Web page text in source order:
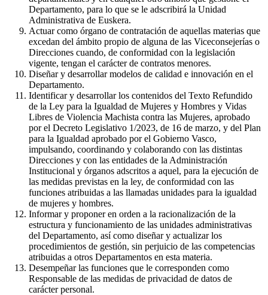
Departamento, para lo que se le adscribirá la Unidad
Administrativa de Euskera.
Actuar como órgano de contratación de aquellas materias que
excedan del ámbito propio de alguna de las Viceconsejerías o
Direcciones cuando, de conformidad con la legislación
vigente, tengan el carácter de contratos menores.
Diseñar y desarrollar modelos de calidad e innovación en el
Departamento.
Identificar y desarrollar los contenidos del Texto Refundido
de la Ley para la Igualdad de Mujeres y Hombres y Vidas
Libres de Violencia Machista contra las Mujeres, aprobado
por el Decreto Legislativo 1/2023, de 16 de marzo, y del Plan
para la Igualdad aprobado por el Gobierno Vasco,
impulsando, coordinando y colaborando con las distintas
Direcciones y con las entidades de la Administración
Institucional y órganos adscritos a aquel, para la ejecución de
las medidas previstas en la ley, de conformidad con las
funciones atribuidas a las llamadas unidades para la igualdad
de mujeres y hombres.
Informar y proponer en orden a la racionalización de la
estructura y funcionamiento de las unidades administrativas
del Departamento, así como diseñar y actualizar los
procedimientos de gestión, sin perjuicio de las competencias
atribuidas a otros Departamentos en esta materia.
Desempeñar las funciones que le corresponden como
Responsable de las medidas de privacidad de datos de
carácter personal.